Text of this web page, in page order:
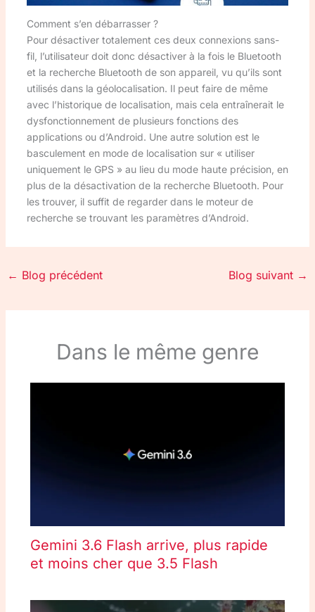
Comment s’en débarrasser ?
Pour désactiver totalement ces deux connexions sans-
fil, l’utilisateur doit donc désactiver à la fois le Bluetooth
et la recherche Bluetooth de son appareil, vu qu’ils sont
utilisés dans la géolocalisation. Il peut faire de même
avec l’historique de localisation, mais cela entraînerait le
dysfonctionnement de plusieurs fonctions des
applications ou d’Android. Une autre solution est le
basculement en mode de localisation sur « utiliser
uniquement le GPS » au lieu du mode haute précision, en
plus de la désactivation de la recherche Bluetooth. Pour
les trouver, il suffit de regarder dans le moteur de
recherche se trouvant les paramètres d’Android.
← Blog précédent Blog suivant →
Dans le même genre
Gemini 3.6 Flash arrive, plus rapide
et moins cher que 3.5 Flash